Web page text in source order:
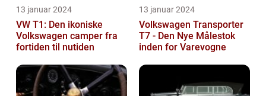
13 januar 2024
VW T1: Den ikoniske
Volkswagen camper fra
fortiden til nutiden
13 januar 2024
Volkswagen Transporter
T7 - Den Nye Målestok
inden for Varevogne